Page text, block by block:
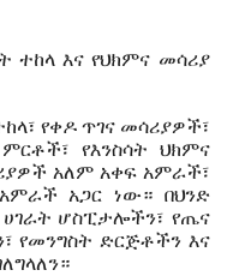
ተከላ እና የህክምና መሳሪያ
የቀዶ ጥገና መሳሪያዎች፣
የእንስሳት ህክምና
አለም አቀፍ አምራች፣
አጋር ነው። በህንድ
ሆስፒታሎችን፣ የጤና
የመንግስት ድርጅቶችን እና